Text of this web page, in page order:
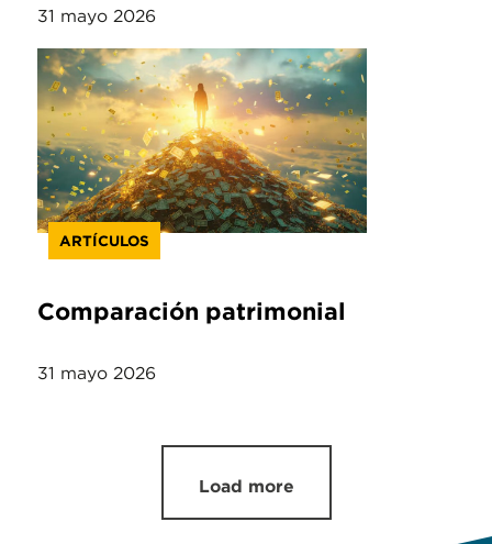
31 mayo 2026
ARTÍCULOS
Comparación patrimonial
31 mayo 2026
Load more